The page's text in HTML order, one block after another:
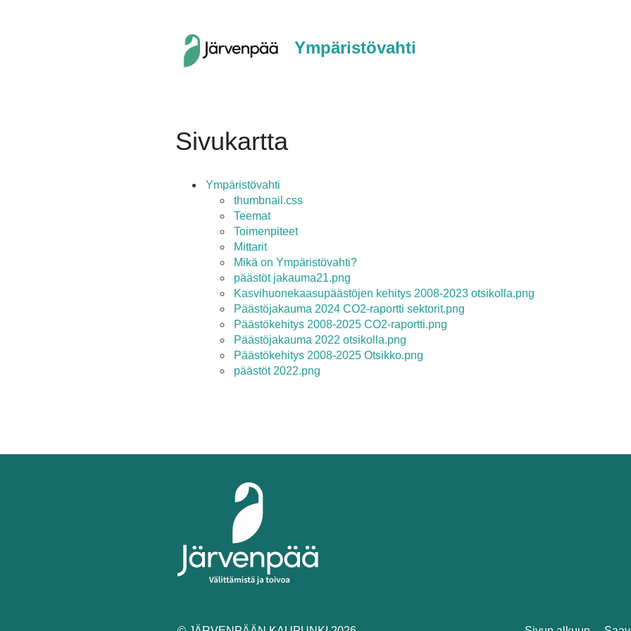
Ympäristövahti
Sivukartta
Ympäristövahti
thumbnail.css
Teemat
Toimenpiteet
Mittarit
Mikä on Ympäristövahti?
päästöt jakauma21.png
Kasvihuonekaasupäästöjen kehitys 2008-2023 otsikolla.png
Päästöjakauma 2024 CO2-raportti sektorit.png
Päästökehitys 2008-2025 CO2-raportti.png
Päästöjakauma 2022 otsikolla.png
Päästökehitys 2008-2025 Otsikko.png
päästöt 2022.png